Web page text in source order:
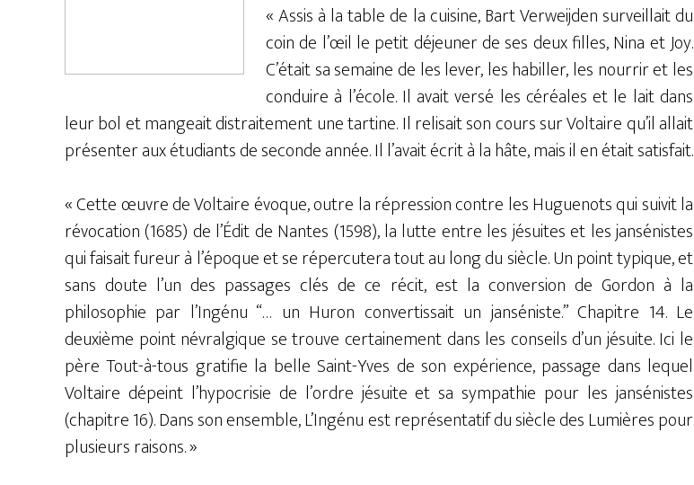
« Assis à la table de la cuisine, Bart Verweijden surveillait du
coin de l’œil le petit déjeuner de ses deux filles, Nina et Joy.
C’était sa semaine de les lever, les habiller, les nourrir et les
conduire à l’école. Il avait versé les céréales et le lait dans
leur bol et mangeait distraitement une tartine. Il relisait son cours sur Voltaire qu’il allait
présenter aux étudiants de seconde année. Il l’avait écrit à la hâte, mais il en était satisfait.
« Cette œuvre de Voltaire évoque, outre la répression contre les Huguenots qui suivit la
révocation (1685) de l’Édit de Nantes (1598), la lutte entre les jésuites et les jansénistes
qui faisait fureur à l’époque et se répercutera tout au long du siècle. Un point typique, et
sans doute l’un des passages clés de ce récit, est la conversion de Gordon à la
philosophie par l’Ingénu “… un Huron convertissait un janséniste.” Chapitre 14. Le
deuxième point névralgique se trouve certainement dans les conseils d’un jésuite. Ici le
père Tout-à-tous gratifie la belle Saint-Yves de son expérience, passage dans lequel
Voltaire dépeint l’hypocrisie de l’ordre jésuite et sa sympathie pour les jansénistes
(chapitre 16). Dans son ensemble, L’Ingénu est représentatif du siècle des Lumières pour
plusieurs raisons. »